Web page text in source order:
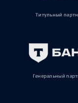
Титульный
Генеральный